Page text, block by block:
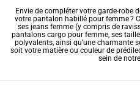
Envie de compléter votre garde-robe
votre pantalon habillé pour femme ?
ses jeans femme (y compris de
pantalons cargo pour femme, ses
polyvalents, ainsi qu’une charmante
soit votre matière ou couleur de
sein de